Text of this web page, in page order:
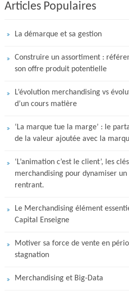
Articles Populaires
La démarque et sa gestion
Construire un assortiment :
son offre produit potentielle
L’évolution merchandising vs
d’un cours matière
‘La marque tue la marge’ : le
de la valeur ajoutée avec la
‘L’animation c’est le client’, les
merchandising pour dynamiser un
rentrant.
Le Merchandising élément
Capital Enseigne
Motiver sa force de vente en
stagnation
Merchandising et Big-Data